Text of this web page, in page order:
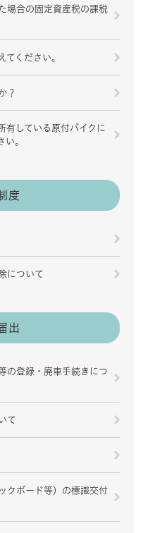
場合の固定資産税の課税
てください。
？
有している原付バイクに
い。
度
について
出
の登録・廃車手続きにつ
て
クボード等）の標識交付